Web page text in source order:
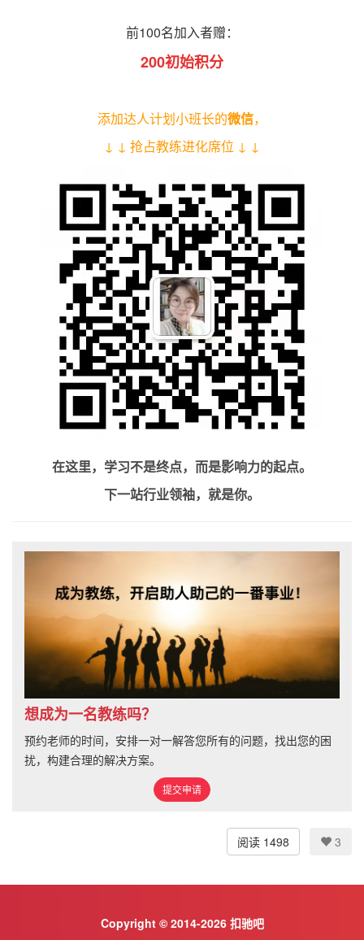
前100名加入者赠：
200初始积分
添加达人计划小班长的微信，
↓ ↓ 抢占教练进化席位 ↓ ↓
在这里，学习不是终点，而是影响力的起点。
下一站行业领袖，就是你。
想成为一名教练吗？
预约老师的时间，安排一对一解答您所有的问题，找出您的困
扰，构建合理的解决方案。
提交申请
阅读 1498 3
Copyright © 2014-2026 扣驰吧